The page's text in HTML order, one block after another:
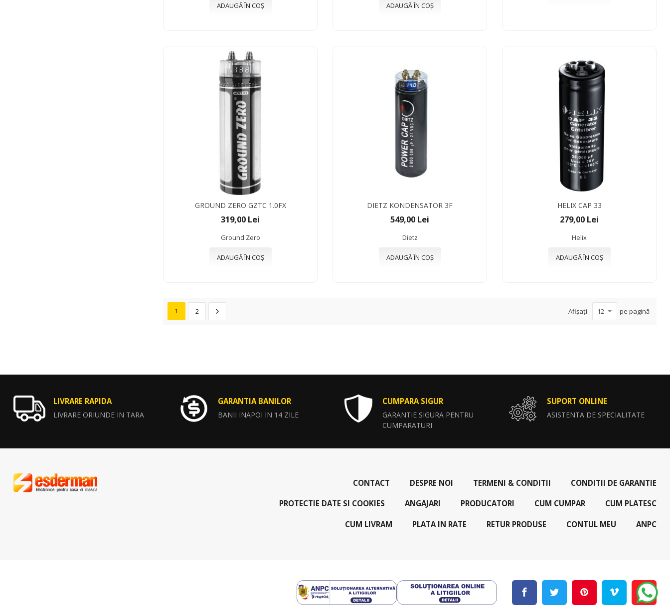
ADAUGĂ ÎN COȘ ADAUGĂ ÎN COȘ
GROUND ZERO GZTC 1.0FX
319,00 Lei
Ground Zero
ADAUGĂ ÎN COȘ
DIETZ KONDENSATOR 3F
549,00 Lei
Dietz
ADAUGĂ ÎN COȘ
HELIX CAP 33
279,00 Lei
Helix
ADAUGĂ ÎN COȘ
1 2 Afișați pe pagină
LIVRARE RAPIDA
LIVRARE ORIUNDE IN TARA
GARANTIA BANILOR
BANII INAPOI IN 14 ZILE
CUMPARA SIGUR
GARANTIE SIGURA PENTRU
CUMPARATURI
SUPORT ONLINE
ASISTENTA DE SPECIALITATE
CONTACT DESPRE NOI TERMENI & CONDITII CONDITII DE GARANTIE
PROTECTIE DATE SI COOKIES ANGAJARI PRODUCATORI CUM CUMPAR CUM PLATESC
CUM LIVRAM PLATA IN RATE RETUR PRODUSE CONTUL MEU ANPC